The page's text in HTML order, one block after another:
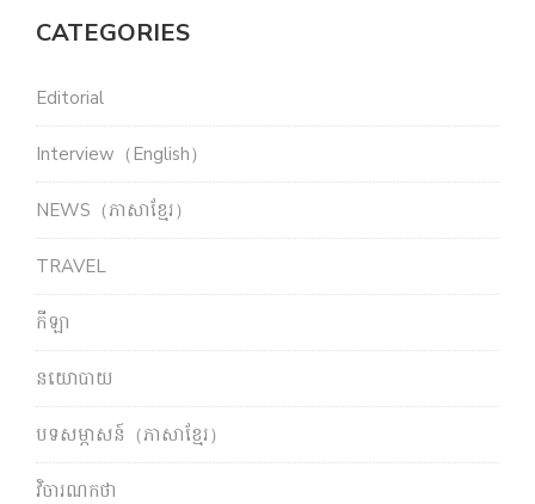
CATEGORIES
Editorial
Interview（English）
NEWS（ភាសាខ្មែរ）
TRAVEL
កីឡា
នយោបាយ
បទសម្ភាសន៍（ភាសាខ្មែរ）
វិចារណកថា